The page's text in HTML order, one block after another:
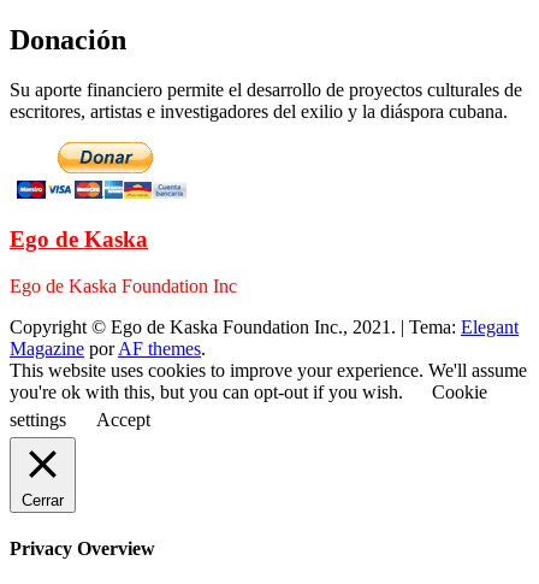
Donación
Su aporte financiero permite el desarrollo de proyectos culturales de
escritores, artistas e investigadores del exilio y la diáspora cubana.
Ego de Kaska
Ego de Kaska Foundation Inc
Copyright © Ego de Kaska Foundation Inc., 2021. | Tema: Elegant
Magazine porAF themes.
This website uses cookies to improve your experience. We'll assume
you're ok with this, but you can opt-out if you wish.
Cookie
settings
Accept
Cerrar
Privacy Overview